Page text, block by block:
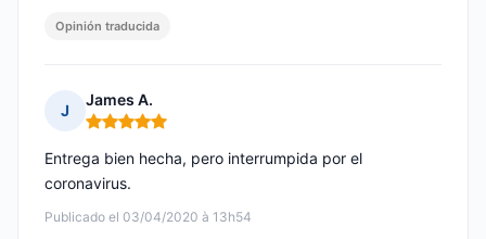
Opinión traducida
J
James A.
Nota: 5 de 5
Publicado el 03/04/2020 à 13h54
Entrega bien hecha, pero interrumpida por el
coronavirus.